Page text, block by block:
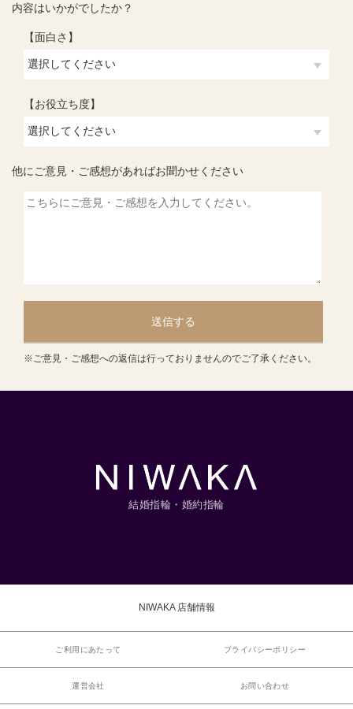
内容はいかがでしたか？
【面白さ】
【お役立ち度】
他にご意見・ご感想があればお聞かせください
送信する
※ご意見・ご感想への返信は行っておりませんのでご了承ください。
結婚指輪・婚約指輪
NIWAKA 店舗情報
ご利用にあたって プライバシーポリシー
運営会社 お問い合わせ